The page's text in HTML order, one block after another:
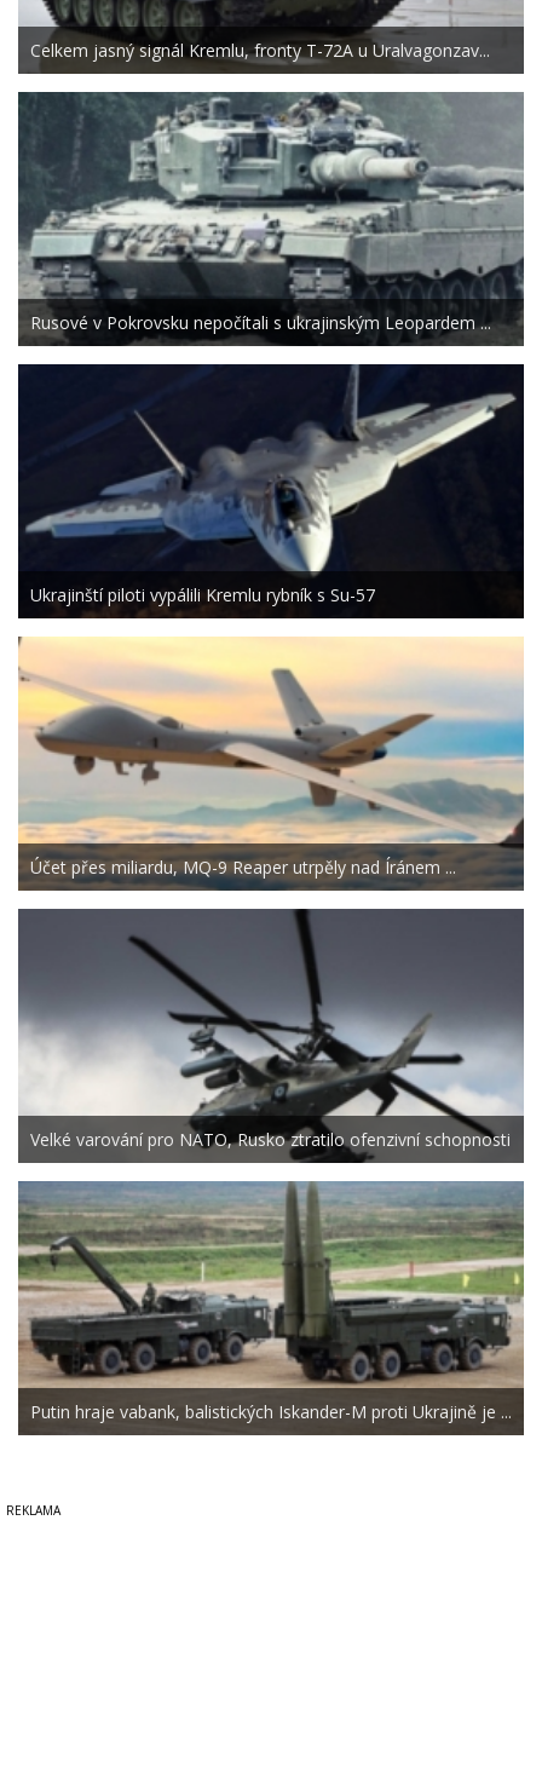
Celkem jasný signál Kremlu, fronty T-72A u Uralvagonzav...
Rusové v Pokrovsku nepočítali s ukrajinským Leopardem ...
Ukrajinští piloti vypálili Kremlu rybník s Su-57
Účet přes miliardu, MQ-9 Reaper utrpěly nad Íránem ...
Velké varování pro NATO, Rusko ztratilo ofenzivní schopnosti
Putin hraje vabank, balistických Iskander-M proti Ukrajině je ...